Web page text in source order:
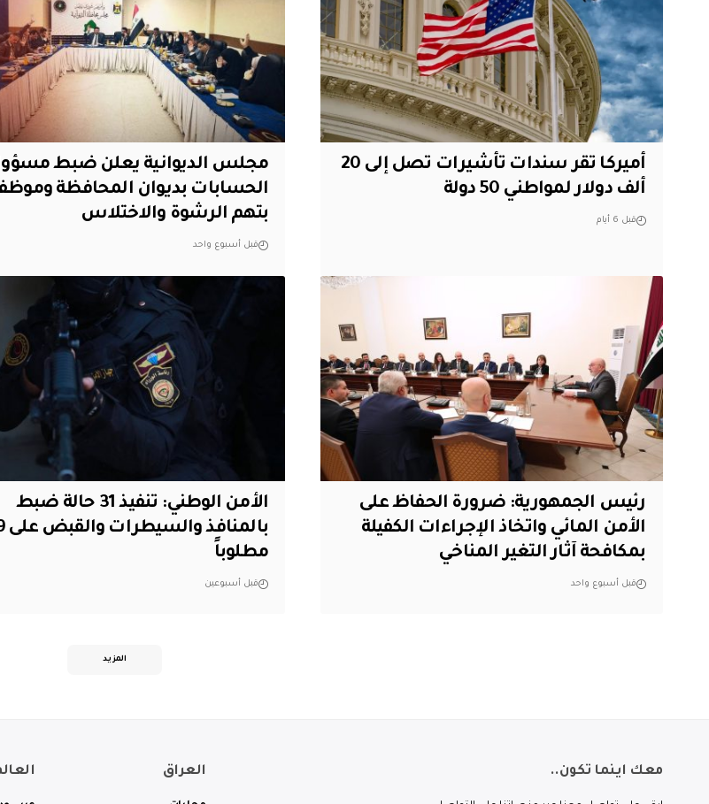
أميركا تقر سندات تأشيرات تصل إلى 20
ألف دولار لمواطني 50 دولة
قبل 6 أيام
مجلس الديوانية يعلن ضبط
الحسابات بديوان المحافظة
بتهم الرشوة والاختلاس
قبل أسبوع واحد
رئيس الجمهورية: ضرورة الحفاظ على
الأمن المائي واتخاذ الإجراءات الكفيلة
بمكافحة آثار التغير المناخي
قبل أسبوع واحد
الأمن الوطني: تنفيذ 31 حالة ضبط
مطلوباً
قبل أسبوعين
المزيد
معك اينما تكون.. العراق